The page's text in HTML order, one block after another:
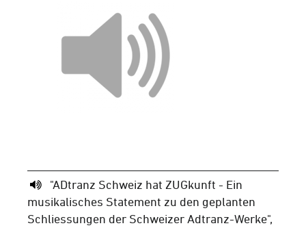
"ADtranz Schweiz hat ZUGkunft - Ein
musikalisches Statement zu den geplanten
Schliessungen der Schweizer Adtranz-Werke",